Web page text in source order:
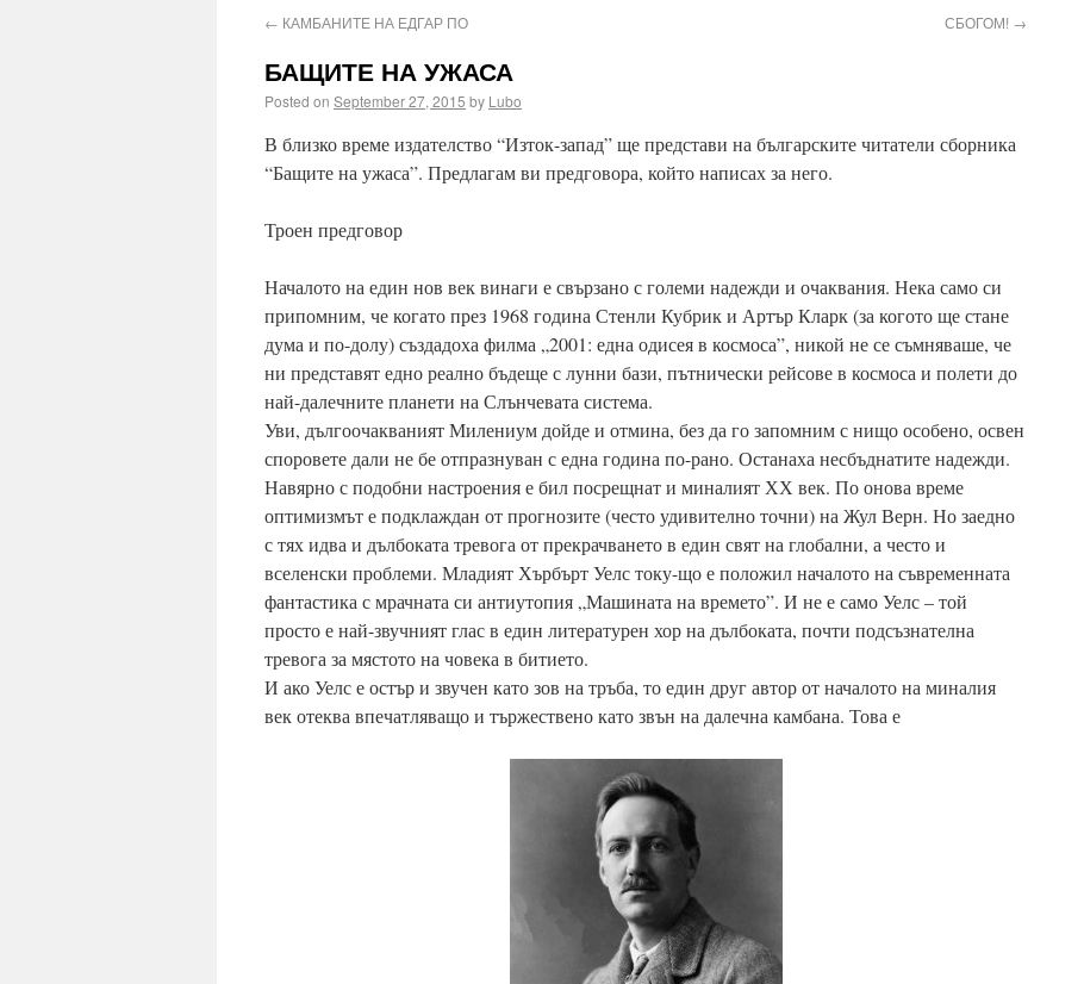
← КАМБАНИТЕ НА ЕДГАР ПО СБОГОМ! →
БАЩИТЕ НА УЖАСА
Posted on September 27, 2015 by Lubo
В близко време издателство “Изток-запад” ще представи на българските читатели сборника
“Бащите на ужаса”. Предлагам ви предговора, който написах за него.
Троен предговор
Началото на един нов век винаги е свързано с големи надежди и очаквания. Нека само си
припомним, че когато през 1968 година Стенли Кубрик и Артър Кларк (за когото ще стане
дума и по-долу) създадоха филма „2001: една одисея в космоса”, никой не се съмняваше, че
ни представят едно реално бъдеще с лунни бази, пътнически рейсове в космоса и полети до
най-далечните планети на Слънчевата система.
Уви, дългоочакваният Милениум дойде и отмина, без да го запомним с нищо особено, освен
споровете дали не бе отпразнуван с една година по-рано. Останаха несбъднатите надежди.
Навярно с подобни настроения е бил посрещнат и миналият ХХ век. По онова време
оптимизмът е подклаждан от прогнозите (често удивително точни) на Жул Верн. Но заедно
с тях идва и дълбоката тревога от прекрачването в един свят на глобални, а често и
вселенски проблеми. Младият Хърбърт Уелс току-що е положил началото на съвременната
фантастика с мрачната си антиутопия „Машината на времето”. И не е само Уелс – той
просто е най-звучният глас в един литературен хор на дълбоката, почти подсъзнателна
тревога за мястото на човека в битието.
И ако Уелс е остър и звучен като зов на тръба, то един друг автор от началото на миналия
век отеква впечатляващо и тържествено като звън на далечна камбана. Това е